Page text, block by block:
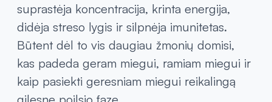
suprastėja koncentracija, krinta energija,
didėja streso lygis ir silpnėja imunitetas.
Būtent dėl to vis daugiau žmonių domisi,
kas padeda geram miegui, ramiam miegui ir
kaip pasiekti geresniam miegui reikalingą